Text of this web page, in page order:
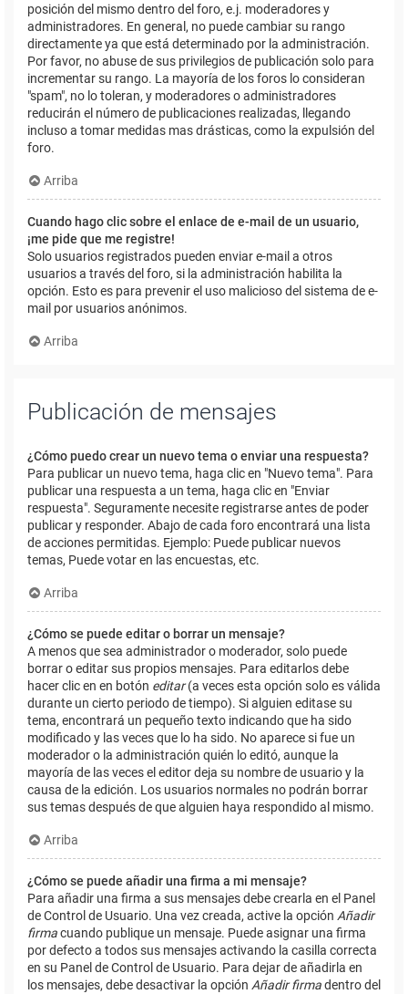
posición del mismo dentro del foro, e.j. moderadores y
administradores. En general, no puede cambiar su rango
directamente ya que está determinado por la administración.
Por favor, no abuse de sus privilegios de publicación solo para
incrementar su rango. La mayoría de los foros lo consideran
"spam", no lo toleran, y moderadores o administradores
reducirán el número de publicaciones realizadas, llegando
incluso a tomar medidas mas drásticas, como la expulsión del
foro.
Arriba
Cuando hago clic sobre el enlace de e-mail de un usuario,
¡me pide que me registre!
Solo usuarios registrados pueden enviar e-mail a otros
usuarios a través del foro, si la administración habilita la
opción. Esto es para prevenir el uso malicioso del sistema de e-
mail por usuarios anónimos.
Arriba
Publicación de mensajes
¿Cómo puedo crear un nuevo tema o enviar una respuesta?
Para publicar un nuevo tema, haga clic en "Nuevo tema". Para
publicar una respuesta a un tema, haga clic en "Enviar
respuesta". Seguramente necesite registrarse antes de poder
publicar y responder. Abajo de cada foro encontrará una lista
de acciones permitidas. Ejemplo: Puede publicar nuevos
temas, Puede votar en las encuestas, etc.
Arriba
¿Cómo se puede editar o borrar un mensaje?
A menos que sea administrador o moderador, solo puede
borrar o editar sus propios mensajes. Para editarlos debe
hacer clic en en botón editar(a veces esta opción solo es válida
durante un cierto periodo de tiempo). Si alguien editase su
tema, encontrará un pequeño texto indicando que ha sido
modificado y las veces que lo ha sido. No aparece si fue un
moderador o la administración quién lo editó, aunque la
mayoría de las veces el editor deja su nombre de usuario y la
causa de la edición. Los usuarios normales no podrán borrar
sus temas después de que alguien haya respondido al mismo.
Arriba
¿Cómo se puede añadir una firma a mi mensaje?
Para añadir una firma a sus mensajes debe crearla en el Panel
de Control de Usuario. Una vez creada, active la opción Añadir
firmacuando publique un mensaje. Puede asignar una firma
por defecto a todos sus mensajes activando la casilla correcta
en su Panel de Control de Usuario. Para dejar de añadirla en
los mensajes, debe desactivar la opción Añadir firmadentro del